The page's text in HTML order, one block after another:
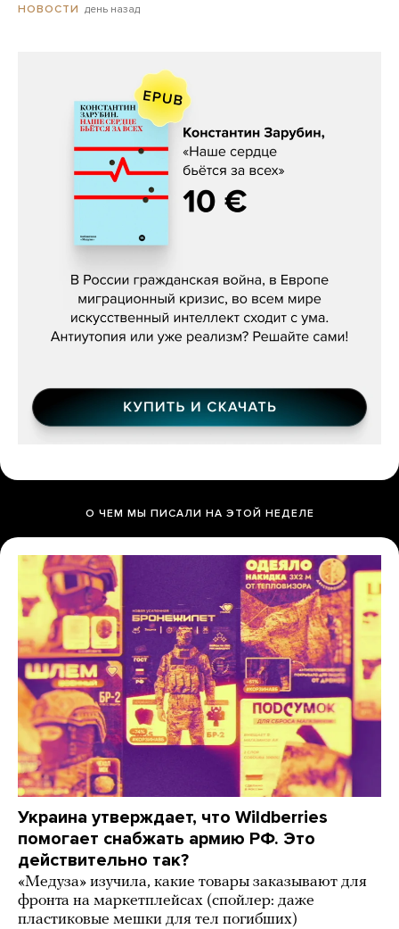
НОВОСТИ день назад
Константин Зарубин, «Наше сердце
О ЧЕМ МЫ ПИСАЛИ НА ЭТОЙ НЕДЕЛЕ
Украина утверждает, что Wildberries
помогает снабжать армию РФ. Это
действительно так?
«Медуза» изучила, какие товары заказывают для
фронта на маркетплейсах (спойлер: даже
пластиковые мешки для тел погибших)